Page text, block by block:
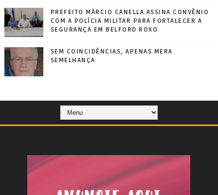
PREFEITO MÁRCIO CANELLA ASSINA CONVÊNIO
COM A POLÍCIA MILITAR PARA FORTALECER A
SEGURANÇA EM BELFORD ROXO
SEM COINCIDÊNCIAS, APENAS MERA
SEMELHANÇA